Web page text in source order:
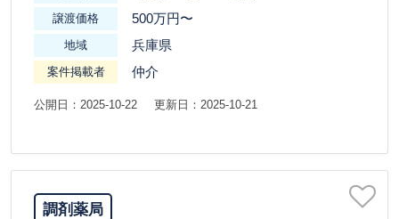
譲渡価格 500万円〜
地域 兵庫県
案件掲載者 仲介
公開日：2025-10-22 更新日：2025-10-21
調剤薬局